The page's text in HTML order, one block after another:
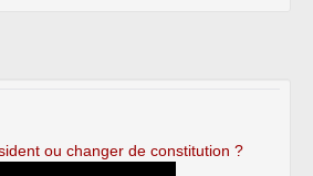
ou changer de constitution ?